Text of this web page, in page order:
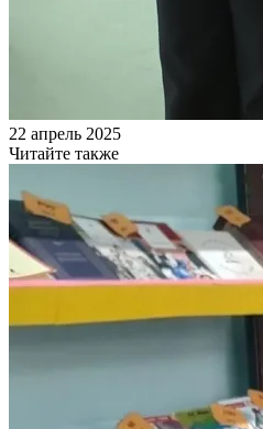
22 апрель 2025
Читайте также